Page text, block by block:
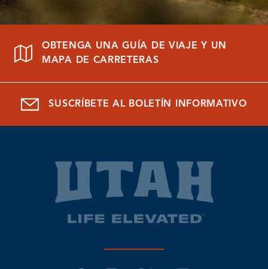
OBTENGA UNA GUÍA DE VIAJE Y UN
MAPA DE CARRETERAS
SUSCRÍBETE AL BOLETÍN INFORMATIVO